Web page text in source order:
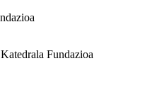
Fundazioa